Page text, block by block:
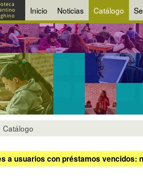
Inicio Noticias Catálogo
Catálogo
a usuarios con préstamos vencidos: